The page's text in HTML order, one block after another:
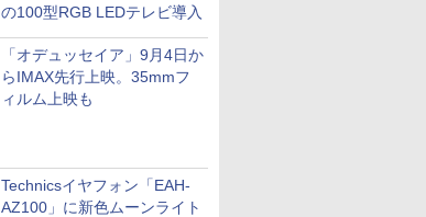
の100型RGB LEDテレビ導入
「オデュッセイア」9月4日か
らIMAX先行上映。35mmフ
ィルム上映も
Technicsイヤフォン「EAH-
AZ100」に新色ムーンライト